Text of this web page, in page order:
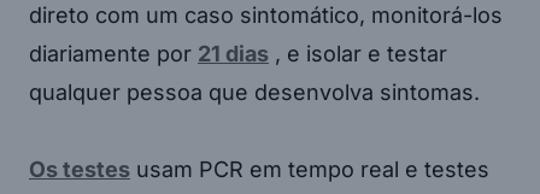
direto com um caso sintomático, monitorá-los
diariamente por 21 dias , e isolar e testar
qualquer pessoa que desenvolva sintomas.
Os testes usam PCR em tempo real e testes